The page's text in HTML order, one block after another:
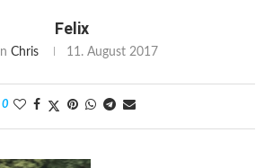
Felix
Chris 11. August 2017
0